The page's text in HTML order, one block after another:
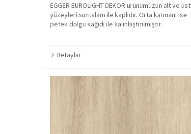
EGGER EUROLIGHT DEKOR ürünümüzün alt ve üst
yüzeyleri suntalam ile kaplıdır. Orta katmanı ise
petek dolgu kağıdı ile kalınlaştırılmıştır.
Detaylar